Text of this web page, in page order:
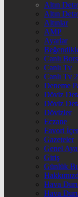
Altın
Altın
Altınlar
AMP
Ayarlar
Canlı
Canlı Tv
Canlı Tv 2
Deneme
Döviz
Döviz
Dövizler
Eczane
Favori
Gazeteler
Genel
Giriş
Günlük
Hava
Hava